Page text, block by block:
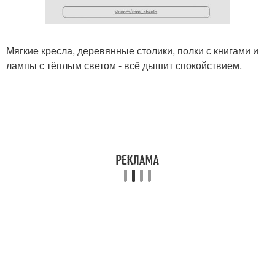
Мягкие кресла, деревянные столики, полки с книгами и
лампы с тёплым светом - всё дышит спокойствием.